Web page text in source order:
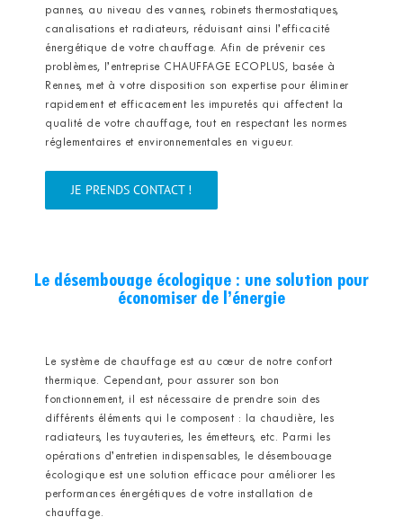
pannes, au niveau des vannes, robinets thermostatiques,
canalisations et radiateurs, réduisant ainsi l’efficacité
énergétique de votre chauffage. Afin de prévenir ces
problèmes, l’entreprise CHAUFFAGE ECOPLUS, basée à
Rennes, met à votre disposition son expertise pour éliminer
rapidement et efficacement les impuretés qui affectent la
qualité de votre chauffage, tout en respectant les normes
réglementaires et environnementales en vigueur.
JE PRENDS CONTACT !
Le désembouage écologique : une solution pour
économiser de l’énergie
Le système de chauffage est au cœur de notre confort
thermique. Cependant, pour assurer son bon
fonctionnement, il est nécessaire de prendre soin des
différents éléments qui le composent : la chaudière, les
radiateurs, les tuyauteries, les émetteurs, etc. Parmi les
opérations d’entretien indispensables, le désembouage
écologique est une solution efficace pour améliorer les
performances énergétiques de votre installation de
chauffage.